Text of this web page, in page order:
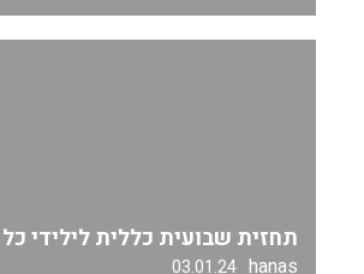
תחזית שבועית כללית לילידי
hanas
03.01.24